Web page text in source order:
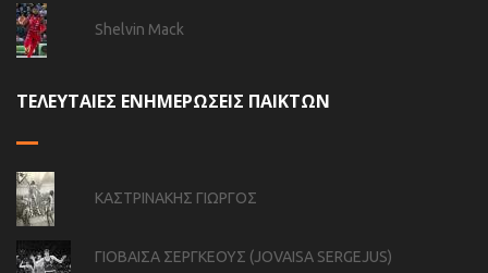
Shelvin Mack
ΤΕΛΕΥΤΑΙΕΣ ΕΝΗΜΕΡΩΣΕΙΣ ΠΑΙΚΤΩΝ
ΚΑΣΤΡΙΝΑΚΗΣ ΓΙΩΡΓΟΣ
ΓΙΟΒΑΙΣΑ ΣΕΡΓΚΕΟΥΣ (JOVAISA SERGEJUS)